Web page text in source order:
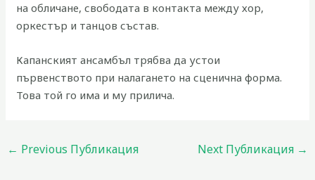
на обличане, свободата в контакта между хор,
оркестър и танцов състав.
Капанският ансамбъл трябва да устои
първенството при налагането на сценична форма.
Това той го има и му прилича.
← Previous Публикация Next Публикация →